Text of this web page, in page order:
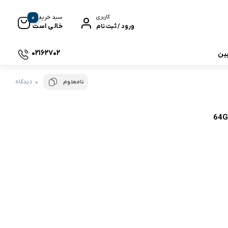
کاربری
ورود / ثبت نام
سبد خرید
خالی است
0
02162702
نامعلوم 0 دیدگاه